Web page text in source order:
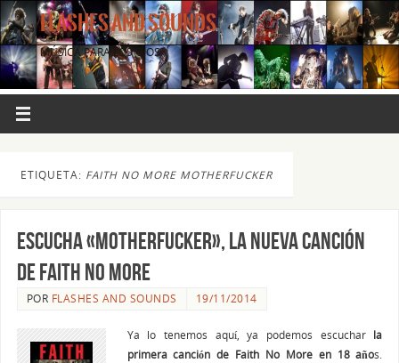
FLASHES AND SOUNDS
MÚSICA PARA LOS OJOS.
ETIQUETA: FAITH NO MORE MOTHERFUCKER
Escucha «Motherfucker», la nueva canción
de FAITH NO MORE
POR FLASHES AND SOUNDS 19/11/2014
Ya lo tenemos aquí, ya podemos escuchar la
primera canción de Faith No More en 18 años.